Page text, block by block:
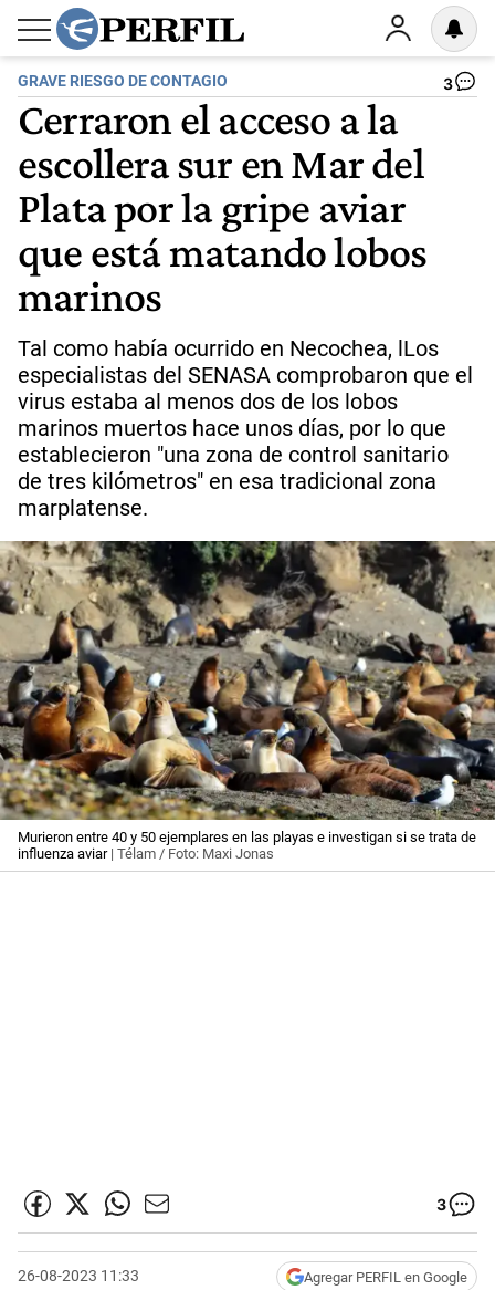
GRAVE RIESGO DE CONTAGIO 3
Cerraron el acceso a la
escollera sur en Mar del
Plata por la gripe aviar
que está matando lobos
marinos
Tal como había ocurrido en Necochea, lLos
especialistas del SENASA comprobaron que el
virus estaba al menos dos de los lobos
marinos muertos hace unos días, por lo que
establecieron "una zona de control sanitario
de tres kilómetros" en esa tradicional zona
marplatense.
Murieron entre 40 y 50 ejemplares en las playas e investigan si se trata de
influenza aviar| Télam / Foto: Maxi Jonas
3
26-08-2023 11:33 Agregar PERFIL en Google